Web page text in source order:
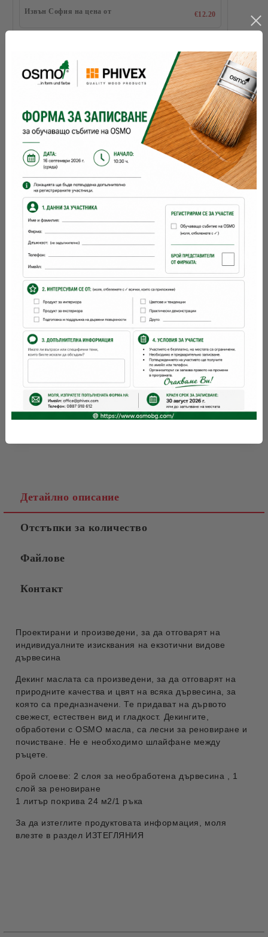
Извън София на цена от €12.20
Съхранение:
5 години и повече при добре затворена
опаковка
разходна норма:
брой ръце:
време за съхнене:
с какво се
нанася:
OSMO
Детайлно описание
Отстъпки за количество
Файлове
Контакт
Проектирани и произведени, за да отговарят на
индивидуалните изисквания на екзотични видове
дървесина
Декинг маслата са произведени, за да отговарят на
природните качества и цвят на всяка дървесина, за
която са предназначени. Те придават на дървото
свежест, естествен вид и гладкост. Декингите,
обработени с OSMO масла, са лесни за реновиране и
почистване. Не е необходимо шлайфане между
ръцете.
брой слоеве: 2 слоя за необработена дървесина , 1
слой за реновиране
1 литър покрива 24 м2/1 ръка
За да изтеглите продуктовата информация, моля
влезте в раздел ИЗТЕГЛЯНИЯ